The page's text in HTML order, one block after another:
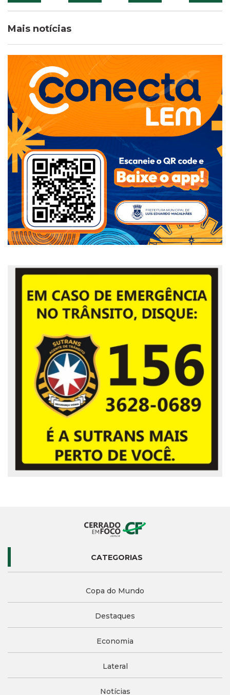
Mais notícias
CATEGORIAS
Copa do Mundo
Destaques
Economia
Lateral
Notícias